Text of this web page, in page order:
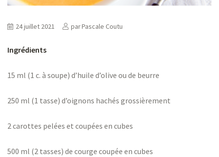
24 juillet 2021 parPascale Coutu
Ingrédients
15 ml (1 c. à soupe) d’huile d’olive ou de beurre
250 ml (1 tasse) d’oignons hachés grossièrement
2 carottes pelées et coupées en cubes
500 ml (2 tasses) de courge coupée en cubes